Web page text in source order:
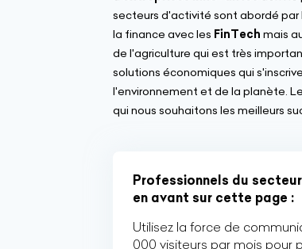
secteurs d'activité sont abordé par
la finance avec les FinTech mais
de l'agriculture qui est très
solutions économiques qui
l'environnement et de la planète.
qui nous souhaitons les meilleurs
Professionnels du
en avant sur cette page :
Utilisez la force de
000 visiteurs par mois pour